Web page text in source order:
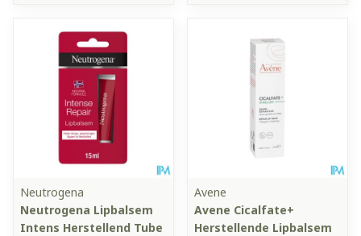
Neutrogena
Neutrogena Lipbalsem
Intens Herstellend Tube
Avene
Avene Cicalfate+
Herstellende Lipbalsem